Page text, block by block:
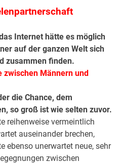
Internet hätte es möglich
auf der ganzen Welt sich
zusammen finden.
zwischen Männern und
die Chance, dem
so groß ist wie selten zuvor.
reihenweise vermeintlich
auseinander brechen,
ebenso unerwartet neue, sehr
zwischen